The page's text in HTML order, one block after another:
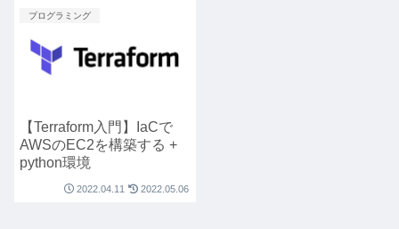
プログラミング
【Terraform入門】IaCで
AWSのEC2を構築する +
python環境
2022.04.11 2022.05.06